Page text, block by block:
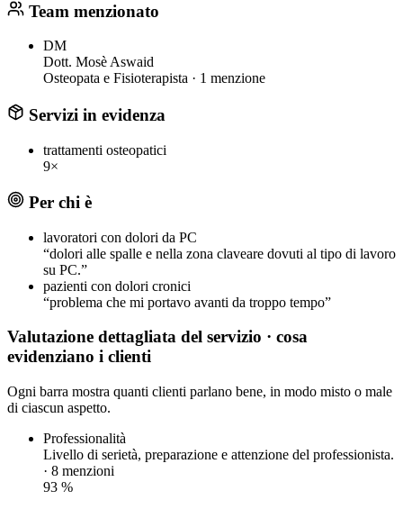
Team menzionato
DM
Dott. Mosè Aswaid
Osteopata e Fisioterapista · 1 menzione
Servizi in evidenza
trattamenti osteopatici
9×
Per chi è
lavoratori con dolori da PC
“dolori alle spalle e nella zona claveare dovuti al tipo di lavoro
su PC.”
pazienti con dolori cronici
“problema che mi portavo avanti da troppo tempo”
Valutazione dettagliata del servizio · cosa
evidenziano i clienti
Ogni barra mostra quanti clienti parlano bene, in modo misto o male
di ciascun aspetto.
Professionalità
Livello di serietà, preparazione e attenzione del professionista.
· 8 menzioni
93 %